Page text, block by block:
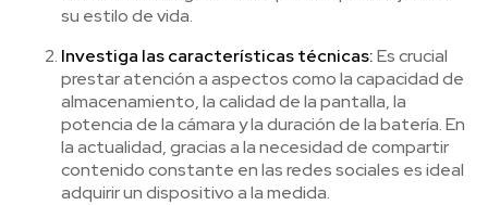
su estilo de vida.
Investiga las características técnicas:Es crucial
prestar atención a aspectos como la capacidad de
almacenamiento, la calidad de la pantalla, la
potencia de la cámara y la duración de la batería. En
la actualidad, gracias a la necesidad de compartir
contenido constante en las redes sociales es ideal
adquirir un dispositivo a la medida.